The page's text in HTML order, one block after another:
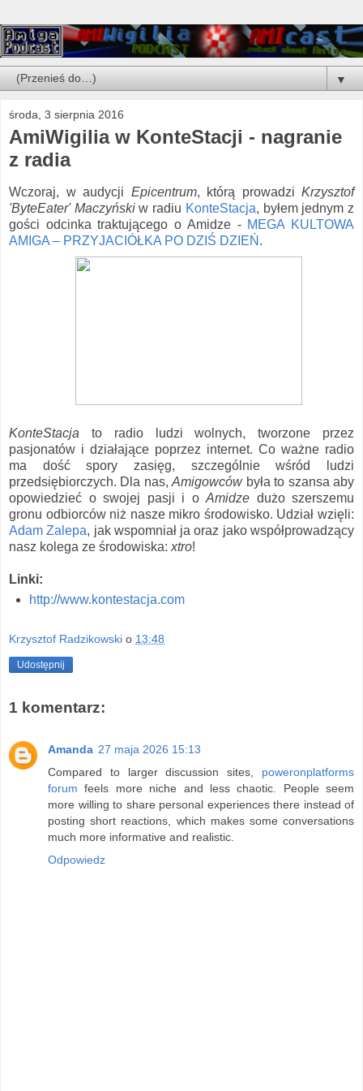
▼
środa, 3 sierpnia 2016
AmiWigilia w KonteStacji - nagranie
z radia
Wczoraj, w audycji Epicentrum, którą prowadzi Krzysztof
'ByteEater' Maczyńskiw radiu KonteStacja, byłem jednym z
gości odcinka traktującego o Amidze - MEGA KULTOWA
AMIGA – PRZYJACIÓŁKA PO DZIŚ DZIEŃ .
KonteStacja to radio ludzi wolnych, tworzone przez
pasjonatów i działające poprzez internet. Co ważne radio
ma dość spory zasięg, szczególnie wśród ludzi
przedsiębiorczych. Dla nas,Amigowcówbyła to szansa aby
opowiedzieć o swojej pasji i o Amidze dużo szerszemu
gronu odbiorców niż nasze mikro środowisko. Udział wzięli:
Adam Zalepa, jak wspomniał ja oraz jako współprowadzący
nasz kolega ze środowiska: xtro!
Linki:
http://www.kontestacja.com
Krzysztof Radzikowski o 13:48
Udostępnij
1 komentarz:
Amanda 27 maja 2026 15:13
Compared to larger discussion sites, poweronplatforms
forum feels more niche and less chaotic. People seem
more willing to share personal experiences there instead of
posting short reactions, which makes some conversations
much more informative and realistic.
Odpowiedz